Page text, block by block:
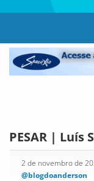
PESAR | Luís
2 de novembro de
@blogdoanderson